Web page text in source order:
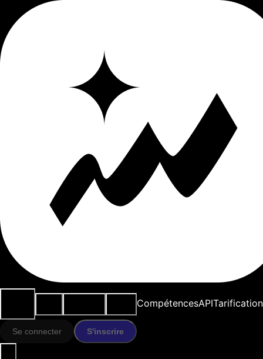
CompétencesAPITarification
Se connecter S'inscrire